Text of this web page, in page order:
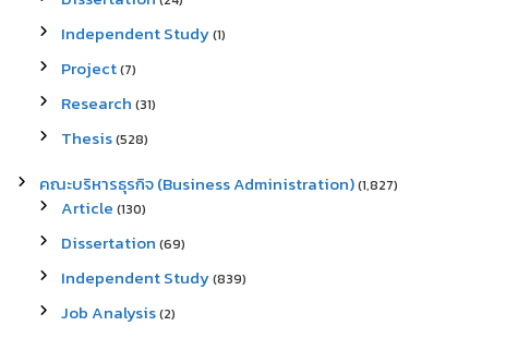
Independent Study(1)
Project(7)
Research (31)
Thesis(528)
คณะบริหารธุรกิจ (Business Administration)(1,827)
Article (130)
Dissertation (69)
Independent Study(839)
Job Analysis(2)